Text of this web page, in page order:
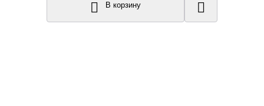
В корзину